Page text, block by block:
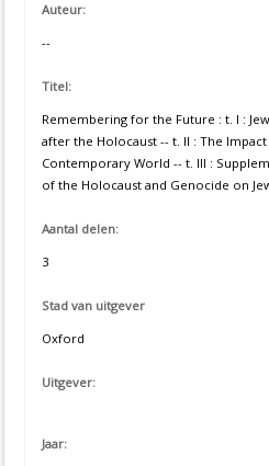
Auteur:
--
Titel:
Remembering for the Future : t. I :
after the Holocaust -- t. II : The
Contemporary World -- t. III :
of the Holocaust and Genocide on
Aantal delen:
3
Stad van uitgever
Oxford
Uitgever:
Jaar: